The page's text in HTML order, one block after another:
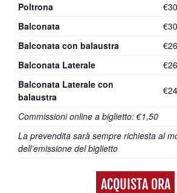
Commissioni online a biglietto: €1,50
La prevendita sarà sempre richiesta al
dell’emissione del biglietto
Poltrona
Balconata
Balconata con balaustra
Balconata Laterale
Balconata Laterale con
balaustra
ACQUISTA ORA